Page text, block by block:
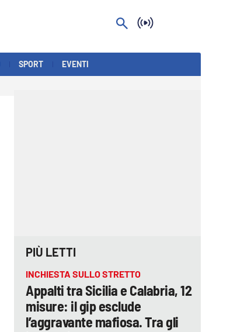
SPORT EVENTI
PIÙ LETTI
INCHIESTA SULLO STRETTO
Appalti tra Sicilia e Calabria, 12
misure: il gip esclude
l’aggravante mafiosa. Tra gli